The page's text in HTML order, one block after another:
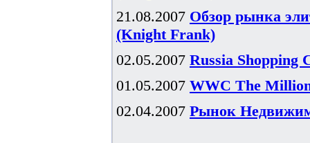
21.08.2007 Обзор рынка
(Knight Frank)
02.05.2007 Russia Shopping
01.05.2007 WWC The
02.04.2007 Рынок